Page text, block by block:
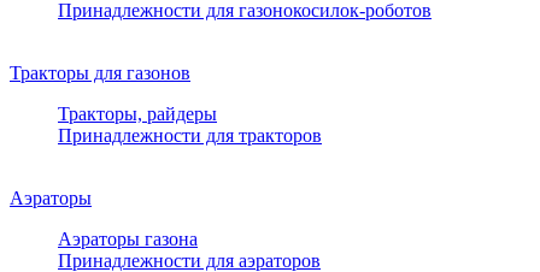
Принадлежности для газонокосилок-роботов
Тракторы для газонов
Тракторы, райдеры
Принадлежности для тракторов
Аэраторы
Аэраторы газона
Принадлежности для аэраторов